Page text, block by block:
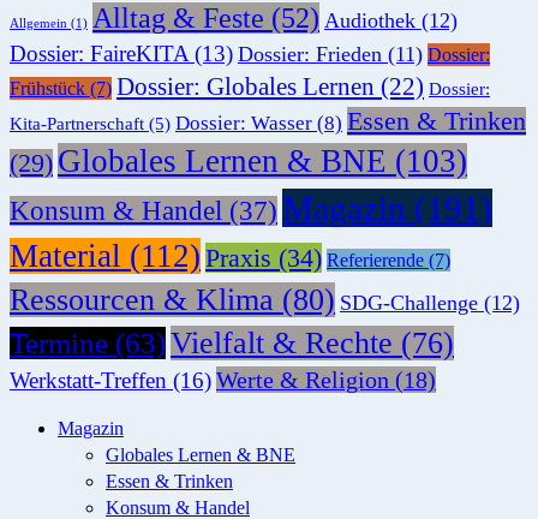
Allgemein (1) Alltag & Feste (52) Audiothek (12)
Dossier: FaireKITA (13) Dossier: Frieden (11) Dossier:
Frühstück (7) Dossier: Globales Lernen (22) Dossier:
Kita-Partnerschaft (5) Dossier: Wasser (8) Essen & Trinken
(29) Globales Lernen & BNE (103)
Konsum & Handel (37) Magazin (191)
Material (112) Praxis (34) Referierende (7)
Ressourcen & Klima (80) SDG-Challenge (12)
Termine (63)Vielfalt & Rechte (76)
Werkstatt-Treffen (16)Werte & Religion (18)
Magazin
Globales Lernen & BNE
Essen & Trinken
Konsum & Handel